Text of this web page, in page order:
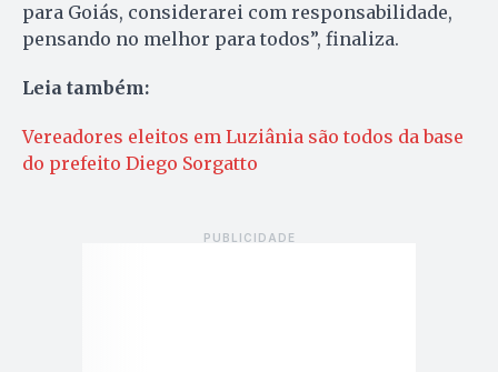
para Goiás, considerarei com responsabilidade,
pensando no melhor para todos”, finaliza.
Leia também:
Vereadores eleitos em Luziânia são todos da base
do prefeito Diego Sorgatto